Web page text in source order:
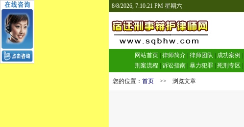
8/8/2026, 7:10:22 PM 星期六
网站首页 律师简介 律师团队 成功案例
刑案流程
诉讼指南 暴力犯罪 死刑专区
您的位置： 首页 >> 浏览文章